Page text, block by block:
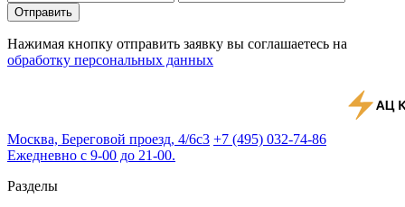
Отправить
Нажимая кнопку отправить заявку вы соглашаетесь на
обработку персональных данных
Москва, Береговой проезд, 4/6с3 +7 (495) 032-74-86
Ежедневно с 9-00 до 21-00.
Разделы